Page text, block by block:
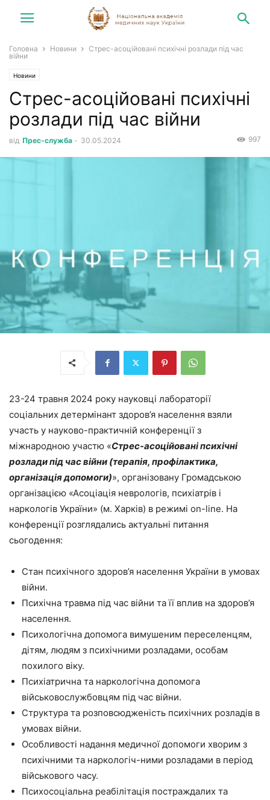
Головна Новини
Стрес-асоційовані психічні розлади під час
війни
Новини
Стрес-асоційовані психічні
розлади під час війни
від Прес-служба - 30.05.2024 997
23-24 травня 2024 року науковці лабораторії
соціальних детермінант здоров’я населення взяли
участь у науково-практичній конференції з
міжнародною участю «Стрес-асоційовані психічні
розлади під час війни (терапія, профілактика,
організація допомоги)», організовану Громадською
організацією «Асоціація неврологів, психіатрів і
наркологів України» (м. Харків) в режимі on-line. На
конференції розглядались актуальні питання
сьогодення:
Стан психічного здоров’я населення України в умовах
війни.
Психічна травма під час війни та її вплив на здоров’я
населення.
Психологічна допомога вимушеним переселенцям,
дітям, людям з психічними розладами, особам
похилого віку.
Психіатрична та наркологічна допомога
військовослужбовцям під час війни.
Структура та розповсюдженість психічних розладів в
умовах війни.
Особливості надання медичної допомоги хворим з
психічними та наркологіч-ними розладами в період
військового часу.
Психосоціальна реабілітація постраждалих та